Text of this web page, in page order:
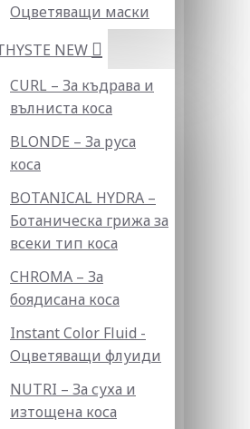
Оцветяващи маски
NEW
CURL – За къдрава и
вълниста коса
BLONDE – За руса
коса
BOTANICAL HYDRA –
Ботаническа грижа за
всеки тип коса
CHROMA – За
боядисана коса
Instant Color Fluid -
Оцветяващи флуиди
NUTRI – За суха и
изтощена коса